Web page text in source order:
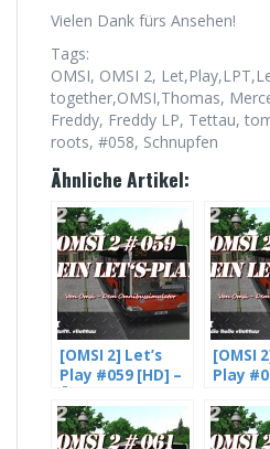
Vielen Dank fürs Ansehen!
Tags:
OMSI, OMSI 2,
together,OMSI,Thomas,
Freddy, Freddy LP, Tettau,
roots, #058, Schnupfen
Ähnliche Artikel:
[OMSI 2] Let’s
Play #059 [HD] –
#Tettau
[OMSI
Play
Teile